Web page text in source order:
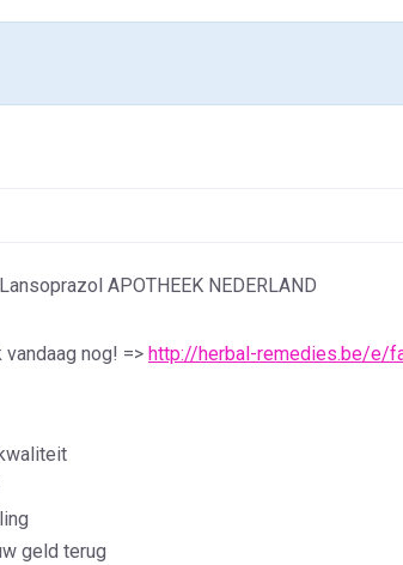
APOTHEEK NEDERLAND
nog! => http://herbal-remedies.be/e/
geld terug